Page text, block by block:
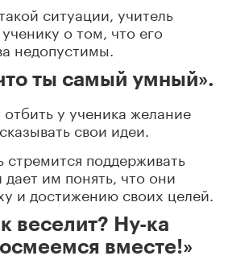
ситуации, учитель
о том, что его
недопустимы.
ты самый умный».
у ученика желание
свои идеи.
поддерживать
дает им понять, что они
и достижению своих целей.
веселит? Ну-ка
вместе!»